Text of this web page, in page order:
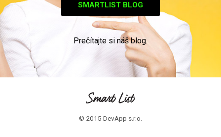
SMARTLIST BLOG
Prečítajte si náš blog.
© 2015 DevApp s.r.o.